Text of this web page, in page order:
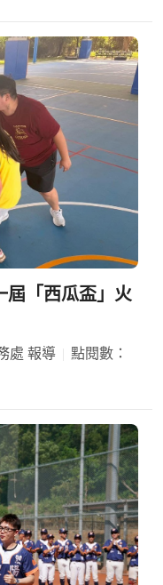
屆「西瓜盃」火
處 報導
點閱數：